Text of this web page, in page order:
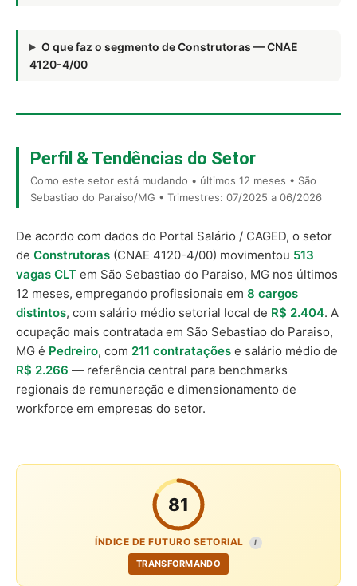
O que faz o segmento de Construtoras — CNAE
4120-4/00
Perfil & Tendências do Setor
Como este setor está mudando • últimos 12 meses • São
Sebastiao do Paraiso/MG • Trimestres: 07/2025 a 06/2026
De acordo com dados do Portal Salário / CAGED, o setor
de Construtoras (CNAE 4120-4/00) movimentou 513
vagas CLT em São Sebastiao do Paraiso, MG nos últimos
12 meses, empregando profissionais em 8 cargos
distintos, com salário médio setorial local de R$ 2.404. A
ocupação mais contratada em São Sebastiao do Paraiso,
MG é Pedreiro, com 211 contratações e salário médio de
R$ 2.266 — referência central para benchmarks
regionais de remuneração e dimensionamento de
workforce em empresas do setor.
81
ÍNDICE DE FUTURO SETORIAL I
TRANSFORMANDO